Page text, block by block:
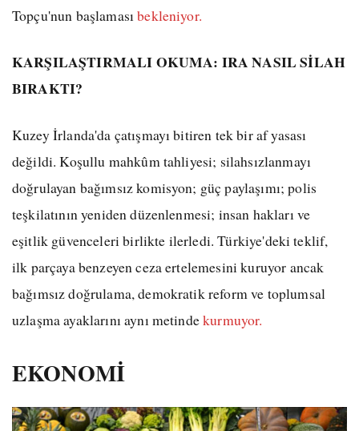
Topçu'nun başlamasıbekleniyor.
KARŞILAŞTIRMALI OKUMA: IRA NASIL SİLAH
BIRAKTI?
Kuzey İrlanda'da çatışmayı bitiren tek bir af yasası
değildi. Koşullu mahkûm tahliyesi; silahsızlanmayı
doğrulayan bağımsız komisyon; güç paylaşımı; polis
teşkilatının yeniden düzenlenmesi; insan hakları ve
eşitlik güvenceleri birlikte ilerledi. Türkiye'deki teklif,
ilk parçaya benzeyen ceza ertelemesini kuruyor ancak
bağımsız doğrulama, demokratik reform ve toplumsal
uzlaşma ayaklarını aynı metindekurmuyor.
EKONOMİ